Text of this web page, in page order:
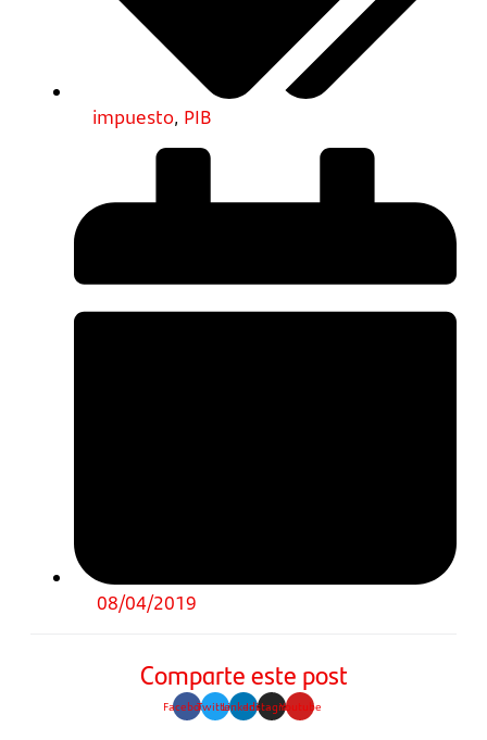
impuesto, PIB
08/04/2019
Comparte este post
FacebookTwitterLinkedinInstagramYoutube